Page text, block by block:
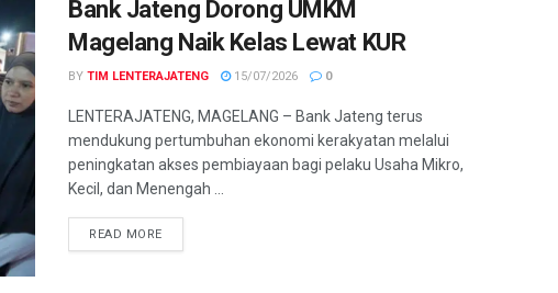
Bank Jateng Dorong UMKM
Magelang Naik Kelas Lewat KUR
BY TIM LENTERAJATENG 15/07/2026 0
LENTERAJATENG, ​MAGELANG – Bank Jateng terus
mendukung pertumbuhan ekonomi kerakyatan melalui
peningkatan akses pembiayaan bagi pelaku Usaha Mikro,
Kecil, dan Menengah ...
READ MOREDETAILS